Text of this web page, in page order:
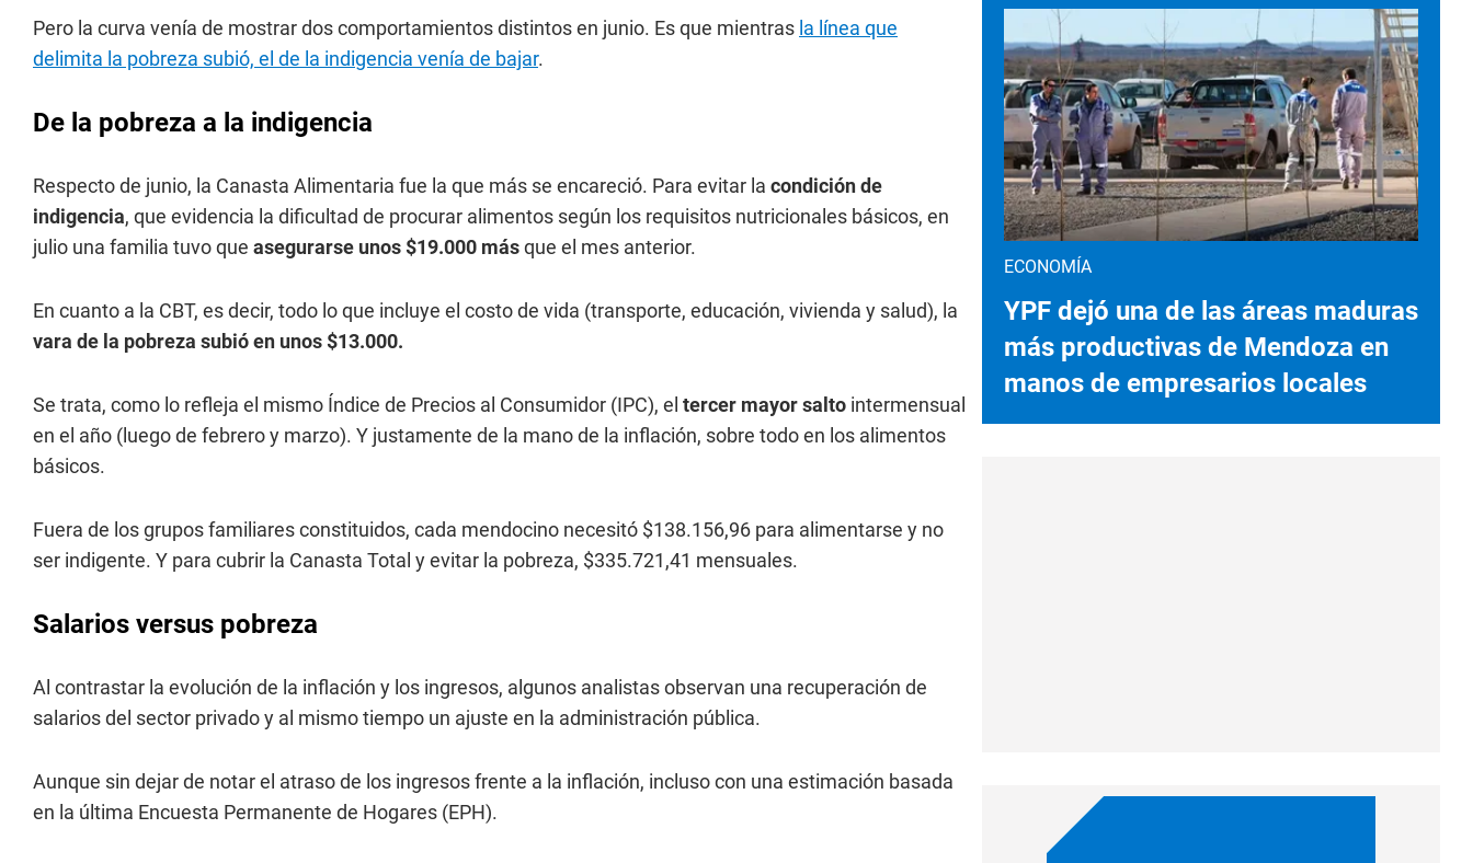
Pero la curva venía de mostrar dos comportamientos distintos en junio. Es que mientras la línea que
delimita la pobreza subió, el de la indigencia venía de bajar.
De la pobreza a la indigencia
Respecto de junio, la Canasta Alimentaria fue la que más se encareció. Para evitar la condición de
indigencia, que evidencia la dificultad de procurar alimentos según los requisitos nutricionales básicos, en
julio una familia tuvo que asegurarse unos $19.000 másque el mes anterior.
En cuanto a la CBT, es decir, todo lo que incluye el costo de vida (transporte, educación, vivienda y salud), la
vara de la pobreza subió en unos $13.000.
Se trata, como lo refleja el mismo Índice de Precios al Consumidor (IPC), el tercer mayor salto intermensual
en el año (luego de febrero y marzo). Y justamente de la mano de la inflación, sobre todo en los alimentos
básicos.
Fuera de los grupos familiares constituidos, cada mendocino necesitó $138.156,96 para alimentarse y no
ser indigente. Y para cubrir la Canasta Total y evitar la pobreza, $335.721,41 mensuales.
Salarios versus pobreza
Al contrastar la evolución de la inflación y los ingresos, algunos analistas observan una recuperación de
salarios del sector privado y al mismo tiempo un ajuste en la administración pública.
Aunque sin dejar de notar el atraso de los ingresos frente a la inflación, incluso con una estimación basada
en la última Encuesta Permanente de Hogares (EPH).
ECONOMÍA
YPF dejó una de las áreas maduras
más productivas de Mendoza en
manos de empresarios locales